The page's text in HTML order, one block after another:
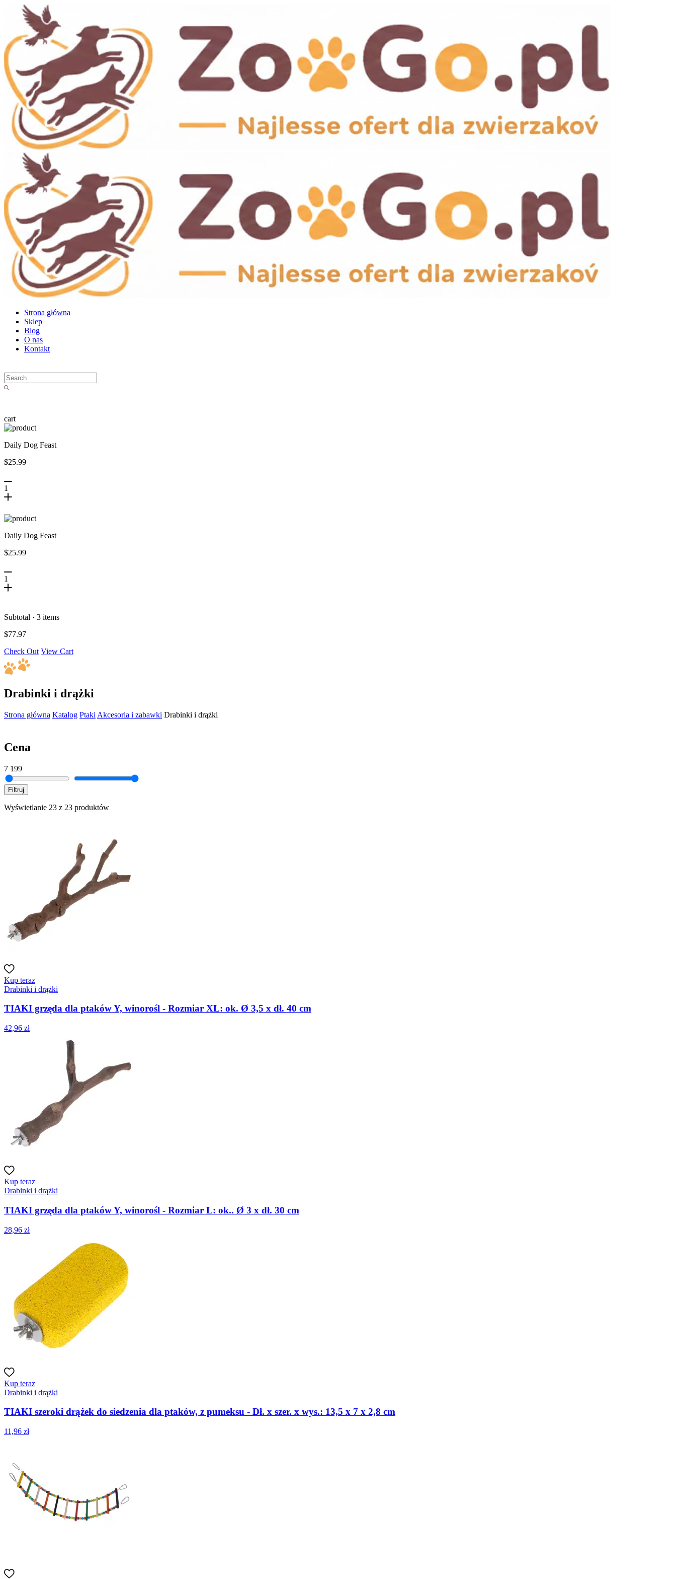
Strona główna
Sklep
Blog
O nas
Kontakt
cart
Daily Dog Feast
$25.99
1
Daily Dog Feast
$25.99
1
Subtotal · 3 items
$77.97
Check Out View Cart
Drabinki i drążki
Strona główna Katalog Ptaki Akcesoria i zabawki Drabinki i drążki
Cena
7 199
Filtruj
Wyświetlanie 23 z 23 produktów
Kup teraz
Drabinki i drążki
TIAKI grzęda dla ptaków Y, winorośl - Rozmiar XL: ok. Ø 3,5 x dł. 40 cm
42,96 zł
Kup teraz
Drabinki i drążki
TIAKI grzęda dla ptaków Y, winorośl - Rozmiar L: ok.. Ø 3 x dł. 30 cm
28,96 zł
Kup teraz
Drabinki i drążki
TIAKI szeroki drążek do siedzenia dla ptaków, z pumeksu - Dł. x szer. x wys.: 13,5 x 7 x 2,8 cm
11,96 zł